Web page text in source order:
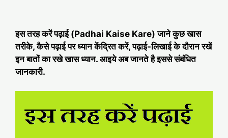
इस तरह करें पढ़ाई (Padhai Kaise Kare) जाने कुछ खास
तरीके, कैसे पढ़ाई पर ध्यान केंद्रित करें, पढ़ाई-लिखाई के दौरान रखें
इन बातों का रखे खास ध्यान. आइये अब जानते है इससे संबंधित
जानकारी.